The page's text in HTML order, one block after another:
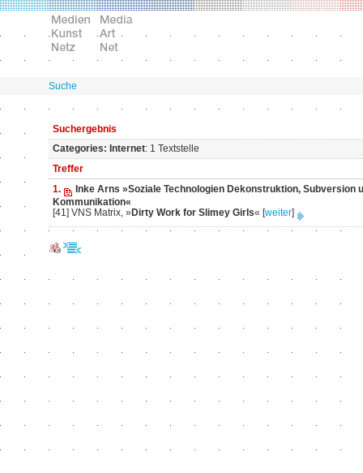
Suche
Suchergebnis
Categories: Internet: 1 Textstelle
Treffer
1.
Inke Arns »Soziale Technologien Dekonstruktion, Subversion
Kommunikation«
[41] VNS Matrix, »Dirty Work for Slimey Girls« [weiter]